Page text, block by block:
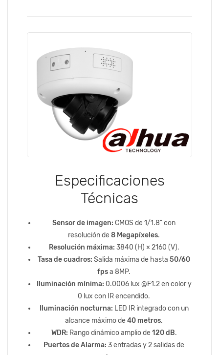
Especificaciones
Técnicas
Sensor de imagen: CMOS de 1/1.8" con
resolución de8 Megapíxeles.
Resolución máxima: 3840 (H) × 2160 (V).
Tasa de cuadros: Salida máxima de hasta 50/60
fpsa 8MP.
Iluminación mínima: 0.0006 lux @F1.2 en color y
0 lux con IR encendido.
Iluminación nocturna: LED IR integrado con un
alcance máximo de40 metros.
WDR: Rango dinámico amplio de120 dB.
Puertos de Alarma: 3 entradas y 2 salidas de